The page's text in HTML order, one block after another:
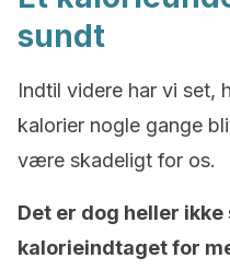
sundt
Indtil videre har vi set,
kalorier nogle gange
være skadeligt for os.
Det er dog heller
kalorieindtaget for